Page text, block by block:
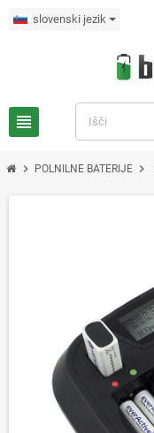
slovenski jezik
view_headline
chevron_right POLNILNE BATERIJE chevron_right